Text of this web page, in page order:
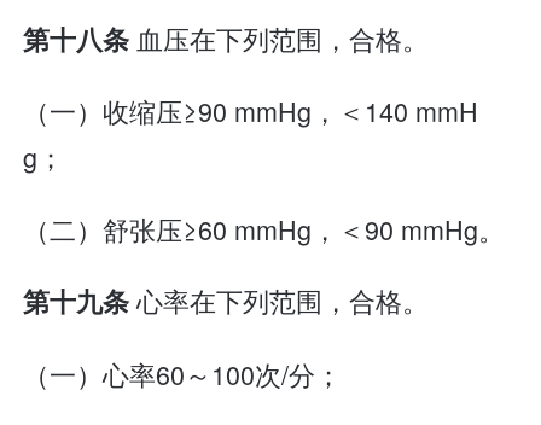
第十八条 血压在下列范围，合格。
（一）收缩压≥90 mmHg，＜140 mmH
g；
（二）舒张压≥60 mmHg，＜90 mmHg。
第十九条心率在下列范围，合格。
（一）心率60～100次/分；